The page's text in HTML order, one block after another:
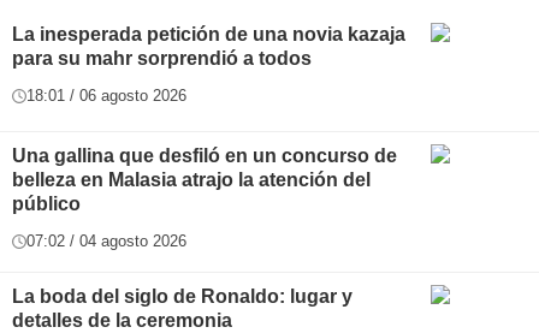
La inesperada petición de una novia kazaja
para su mahr sorprendió a todos
18:01 / 06 agosto 2026
Una gallina que desfiló en un concurso de
belleza en Malasia atrajo la atención del
público
07:02 / 04 agosto 2026
La boda del siglo de Ronaldo: lugar y
detalles de la ceremonia